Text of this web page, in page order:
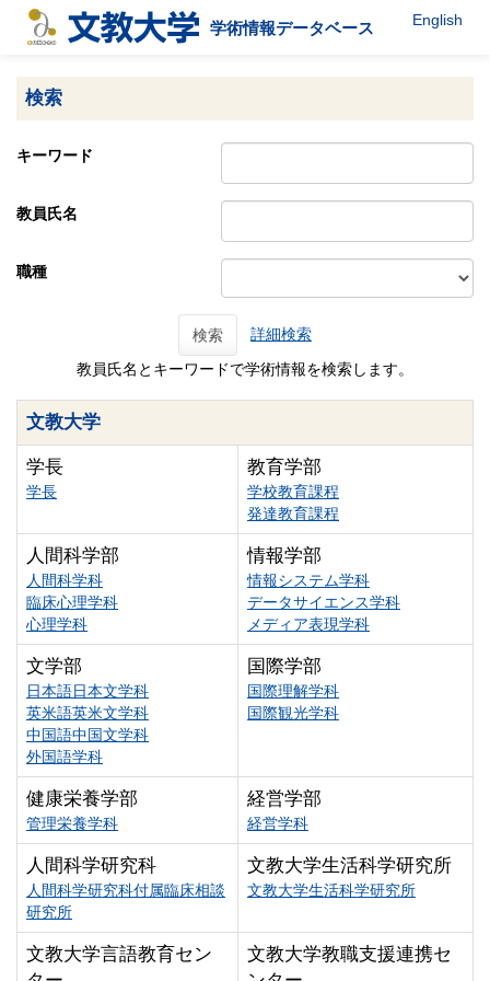
学術情報データベース English
検索
キーワード
教員氏名
職種
検索 詳細検索
教員氏名とキーワードで学術情報を検索します。
文教大学
学長
学長
教育学部
学校教育課程
発達教育課程
人間科学部
人間科学科
臨床心理学科
心理学科
情報学部
情報システム学科
データサイエンス学科
メディア表現学科
文学部
日本語日本文学科
英米語英米文学科
中国語中国文学科
外国語学科
国際学部
国際理解学科
国際観光学科
健康栄養学部
管理栄養学科
経営学部
経営学科
人間科学研究科
人間科学研究科付属臨床相談
研究所
文教大学生活科学研究所
文教大学生活科学研究所
文教大学言語教育セン
文教大学教職支援連携セ